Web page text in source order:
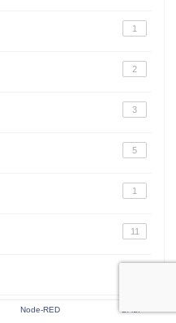
1
2
3
5
1
11
2
Node-RED